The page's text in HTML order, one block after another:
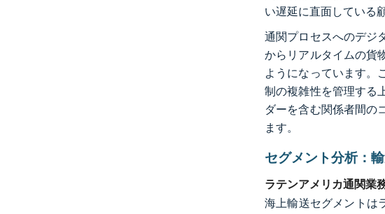
い遅延に直面している
通関プロセスへのデジ
からリアルタイムの貨
ようになっています。
制の複雑性を管理する
ダーを含む関係者間の
ます。
セグメント分析：
ラテンアメリカ通関業
海上輸送セグメントは